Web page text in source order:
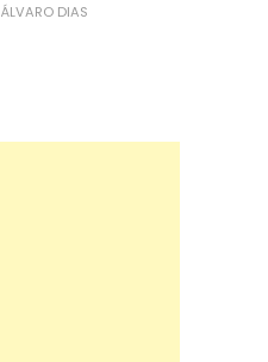
ÁLVARO DIAS